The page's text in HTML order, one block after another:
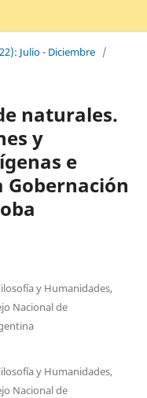
Julio - Diciembre /
naturales.
y
e
y Humanidades,
Nacional de
y Humanidades,
Nacional de